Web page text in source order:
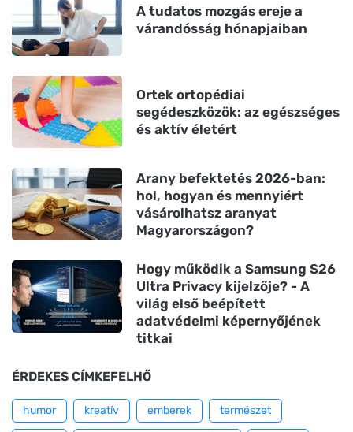
A tudatos mozgás ereje a
várandósság hónapjaiban
Ortek ortopédiai
segédeszközök: az egészséges
és aktív életért
Arany befektetés 2026-ban:
hol, hogyan és mennyiért
vásárolhatsz aranyat
Magyarországon?
Hogy működik a Samsung S26
Ultra Privacy kijelzője? - A
világ első beépített
adatvédelmi képernyőjének
titkai
ÉRDEKES CÍMKEFELHŐ
humor kreatív emberek természet